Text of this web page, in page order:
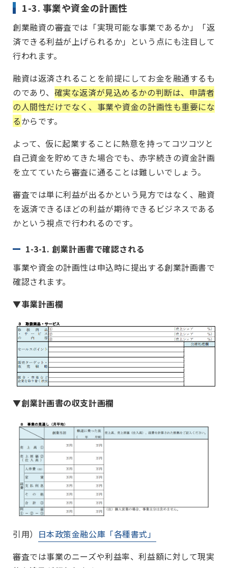
1-3. 事業や資金の計画性
創業融資の審査では「実現可能な事業であるか」「返
済できる利益が上げられるか」という点にも注目して
行われます。
融資は返済されることを前提にしてお金を融通するも
のであり、 確実な返済が見込めるかの判断は、申請者
の人間性だけでなく、事業や資金の計画性も重要にな
るからです。
よって、仮に起業することに熱意を持ってコツコツと
自己資金を貯めてきた場合でも、赤字続きの資金計画
を立てていたら審査に通ることは難しいでしょう。
審査では単に利益が出るかという見方ではなく、融資
を返済できるほどの利益が期待できるビジネスである
かという視点で行われるのです。
1-3-1. 創業計画書で確認される
事業や資金の計画性は申込時に提出する創業計画書で
確認されます。
▼事業計画欄
▼創業計画書の収支計画欄
引用） 日本政策金融公庫「各種書式」
審査では事業のニーズや利益率、利益額に対して現実